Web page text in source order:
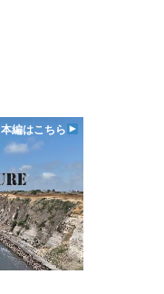
本編はこちら